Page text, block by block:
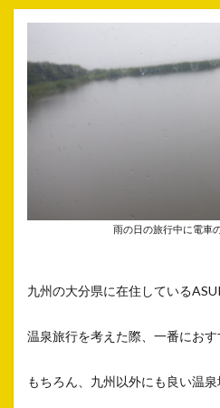
雨の日の旅行中に電車
九州の大分県に在住している
温泉旅行を考えた際、一番におす
もちろん、九州以外にも良い温泉